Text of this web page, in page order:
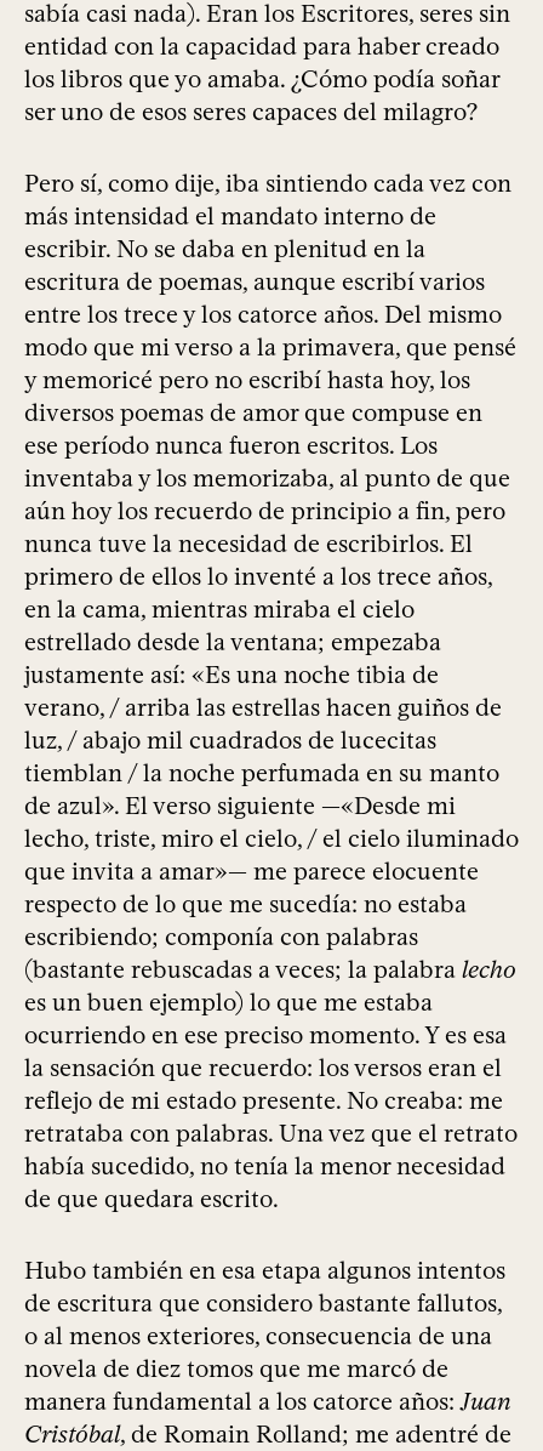
sabía casi nada). Eran los Escritores, seres sin
entidad con la capacidad para haber creado
los libros que yo amaba. ¿Cómo podía soñar
ser uno de esos seres capaces del milagro?
Pero sí, como dije, iba sintiendo cada vez con
más intensidad el mandato interno de
escribir. No se daba en plenitud en la
escritura de poemas, aunque escribí varios
entre los trece y los catorce años. Del mismo
modo que mi verso a la primavera, que pensé
y memoricé pero no escribí hasta hoy, los
diversos poemas de amor que compuse en
ese período nunca fueron escritos. Los
inventaba y los memorizaba, al punto de que
aún hoy los recuerdo de principio a fin, pero
nunca tuve la necesidad de escribirlos. El
primero de ellos lo inventé a los trece años,
en la cama, mientras miraba el cielo
estrellado desde la ventana; empezaba
justamente así: «Es una noche tibia de
verano, / arriba las estrellas hacen guiños de
luz, / abajo mil cuadrados de lucecitas
tiemblan / la noche perfumada en su manto
de azul». El verso siguiente —«Desde mi
lecho, triste, miro el cielo, / el cielo iluminado
que invita a amar»— me parece elocuente
respecto de lo que me sucedía: no estaba
escribiendo; componía con palabras
(bastante rebuscadas a veces; la palabra lecho
es un buen ejemplo) lo que me estaba
ocurriendo en ese preciso momento. Y es esa
la sensación que recuerdo: los versos eran el
reflejo de mi estado presente. No creaba: me
retrataba con palabras. Una vez que el retrato
había sucedido, no tenía la menor necesidad
de que quedara escrito.
Hubo también en esa etapa algunos intentos
de escritura que considero bastante fallutos,
o al menos exteriores, consecuencia de una
novela de diez tomos que me marcó de
manera fundamental a los catorce años:Juan
Cristóbal, de Romain Rolland; me adentré de